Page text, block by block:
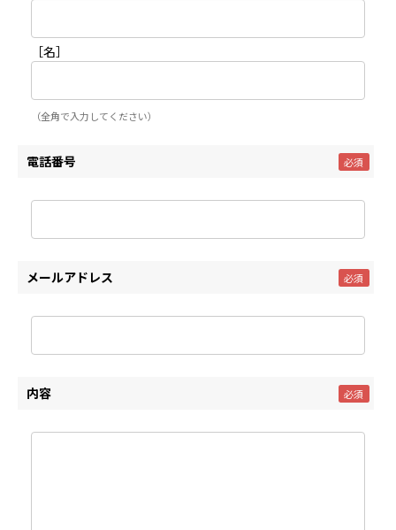
［名］
（全角で入力してください）
電話番号
メールアドレス
内容